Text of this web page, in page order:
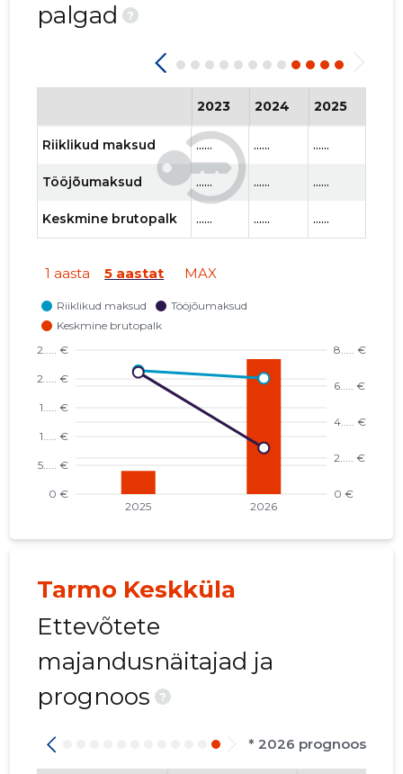
palgad
?
2023 2024 2025
Riiklikud maksud ...... ...... ......
Tööjõumaksud ...... ...... ......
Keskmine brutopalk ...... ...... ......
1 aasta 5 aastat MAX
Tarmo Keskküla
Ettevõtete
majandusnäitajad ja
prognoos
?
* 2026 prognoos